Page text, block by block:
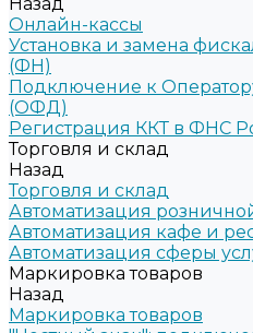
Онлайн-кассы
Установка и замена
(ФН)
Подключение к
(ОФД)
Регистрация ККТ в ФНС
Торговля и склад
Назад
Торговля и склад
Автоматизация
Автоматизация кафе и
Автоматизация сферы
Маркировка товаров
Назад
Маркировка товаров